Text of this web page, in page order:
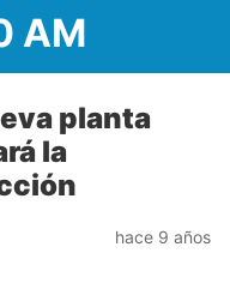
AM
planta
la
hace 9 años